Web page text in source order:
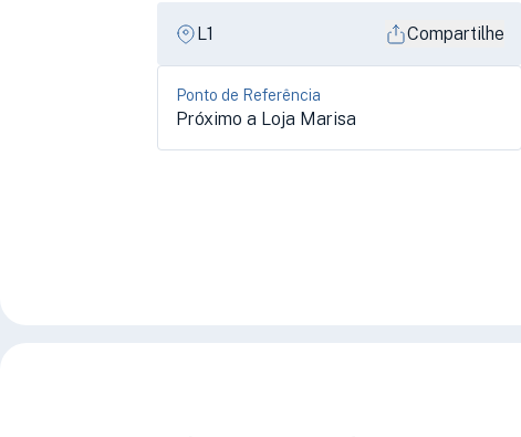
L1 Compartilhe
Ponto de Referência
Próximo a Loja Marisa